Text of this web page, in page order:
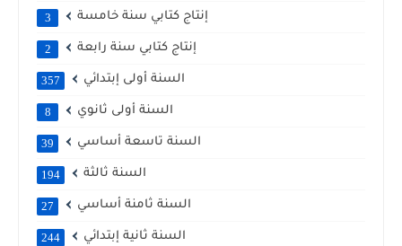
إنتاج كتابي سنة خامسة 3
إنتاج كتابي سنة رابعة 2
السنة أولى إبتدائي 357
السنة أولى ثانوي 8
السنة تاسعة أساسي 39
السنة ثالثة 194
السنة ثامنة أساسي 27
السنة ثانية إبتدائي 244